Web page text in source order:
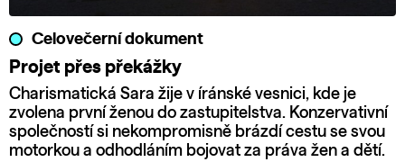
Celovečerní dokument
Projet přes překážky
Charismatická Sara žije v íránské vesnici, kde je
zvolena první ženou do zastupitelstva. Konzervativní
společností si nekompromisně brázdí cestu se svou
motorkou a odhodláním bojovat za práva žen a dětí.